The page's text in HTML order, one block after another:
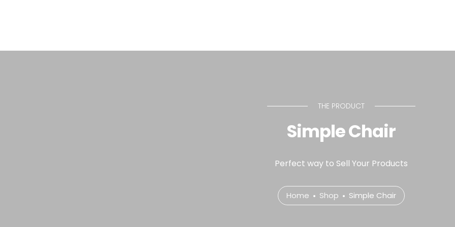
THE PRODUCT
Simple Chair
Perfect way to Sell Your Products
Home Shop Simple Chair